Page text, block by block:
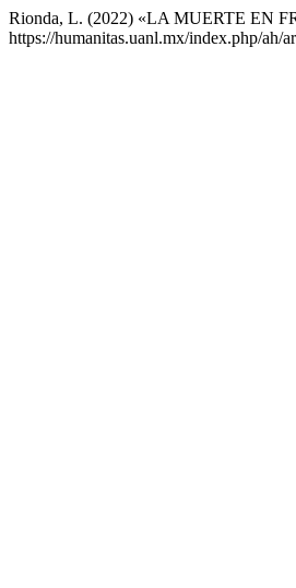
Rionda, L. (2022) «LA MUERTE EN
https://humanitas.uanl.mx/index.php/ah/